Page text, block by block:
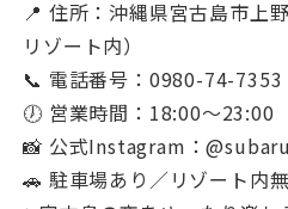
📍 住所：沖縄県宮古島市上
リゾート内）
📞 電話番号：0980-74-7353
🕖 営業時間：18:00～23:00
📸 公式Instagram：
🚗 駐車場あり／リゾート内